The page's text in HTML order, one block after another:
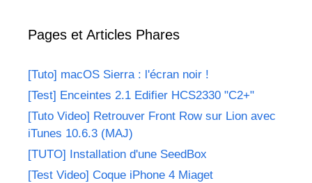
Pages et Articles Phares
[Tuto] macOS Sierra : l'écran noir !
[Test] Enceintes 2.1 Edifier HCS2330 "C2+"
[Tuto Video] Retrouver Front Row sur Lion avec
iTunes 10.6.3 (MAJ)
[TUTO] Installation d'une SeedBox
[Test Video] Coque iPhone 4 Miaget